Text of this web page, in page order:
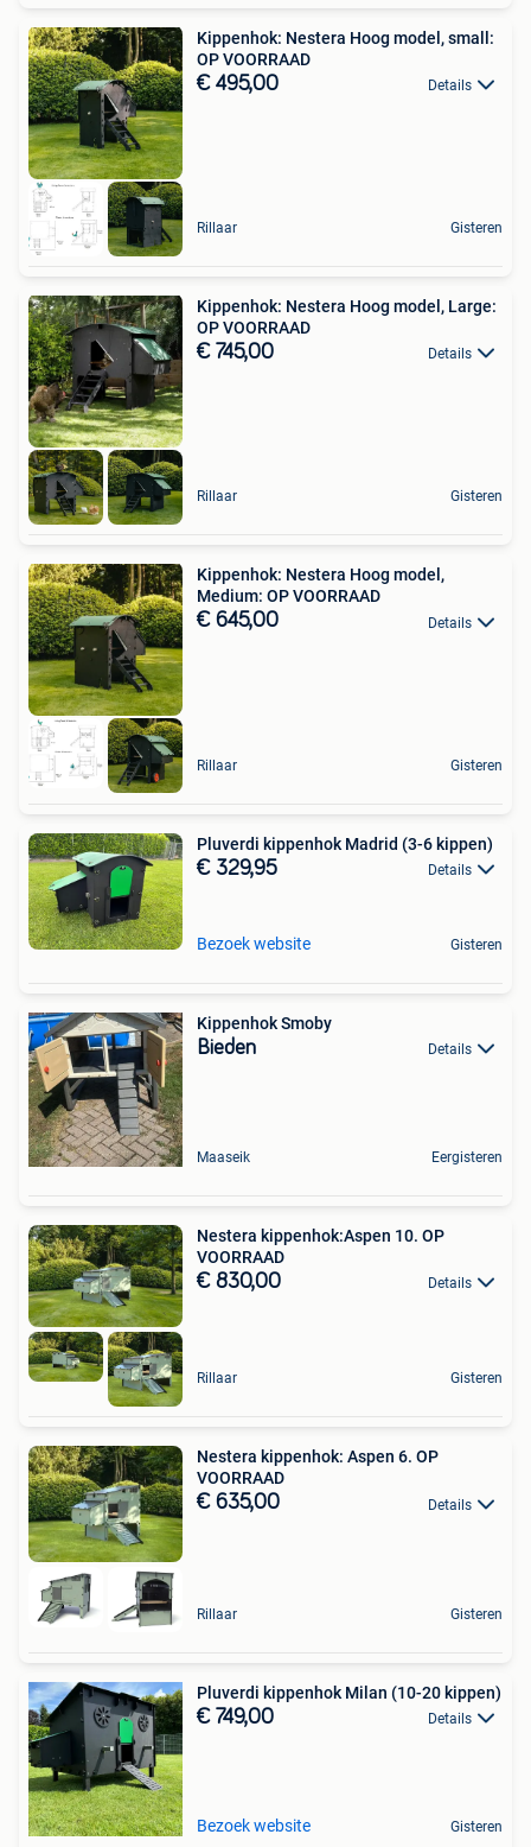
Kippenhok: Nestera Hoog model, small:
OP VOORRAAD
€ 495,00 Details
Rillaar Gisteren
Kippenhok: Nestera Hoog model, Large:
OP VOORRAAD
€ 745,00 Details
Rillaar Gisteren
Kippenhok: Nestera Hoog model,
Medium: OP VOORRAAD
€ 645,00 Details
Rillaar Gisteren
Pluverdi kippenhok Madrid (3-6 kippen)
€ 329,95 Details
Bezoek website Gisteren
Kippenhok Smoby
Bieden Details
Maaseik Eergisteren
Nestera kippenhok:Aspen 10. OP
VOORRAAD
€ 830,00 Details
Rillaar Gisteren
Nestera kippenhok: Aspen 6. OP
VOORRAAD
€ 635,00 Details
Rillaar Gisteren
Pluverdi kippenhok Milan (10-20 kippen)
€ 749,00 Details
Bezoek website Gisteren